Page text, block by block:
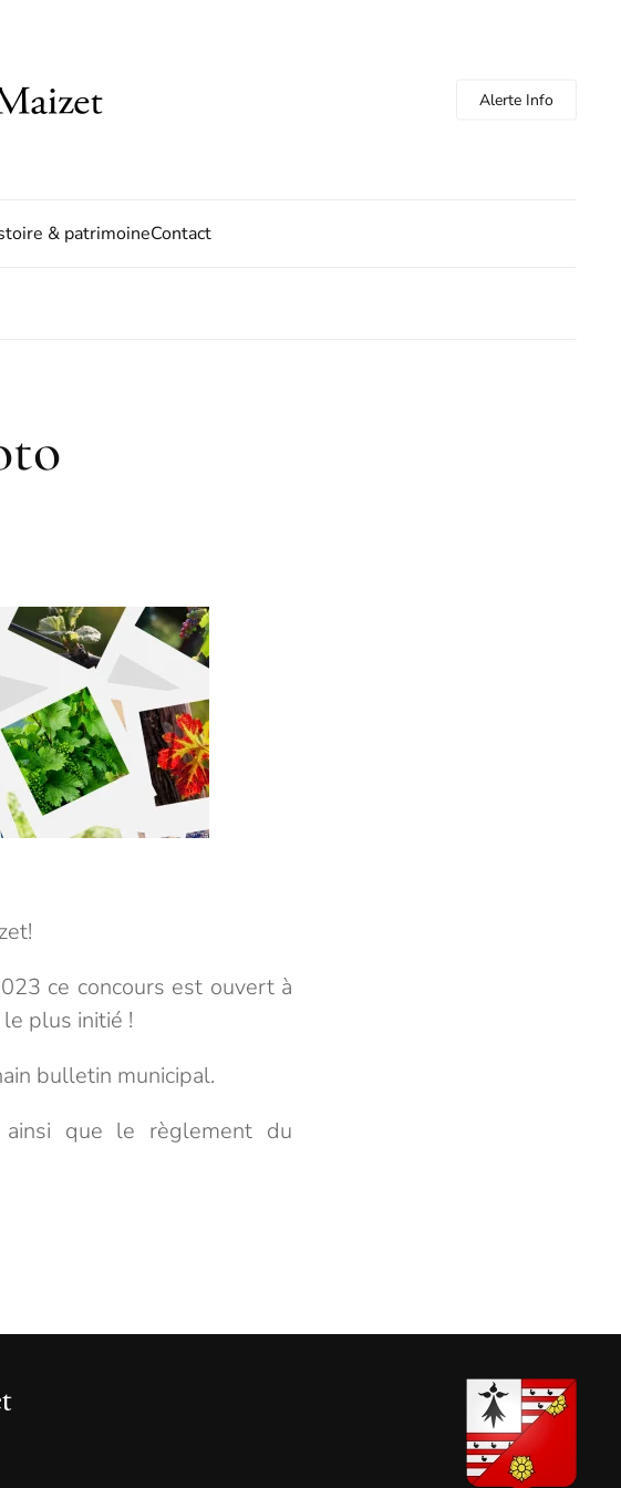
Alerte Info
& patrimoineContact
ce concours est ouvert à
plus initié !
bulletin municipal.
ainsi que le règlement du